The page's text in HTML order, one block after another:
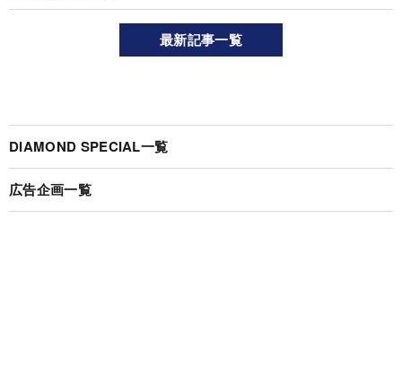
最新記事一覧
DIAMOND SPECIAL一覧
広告企画一覧